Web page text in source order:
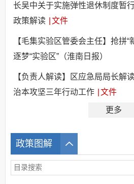
长吴中关于实施弹性退休制度暂
政策解读
文件
【毛集实验区管委会主任】抢拼“
逐梦“实验区”（淮南日报）
【负责人解读】区应急局局长解
治本攻坚三年行动工作
文件
更多
政策图解